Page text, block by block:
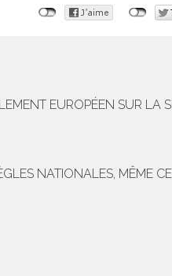
EUROPÉEN SUR LA
NATIONALES, MÊME